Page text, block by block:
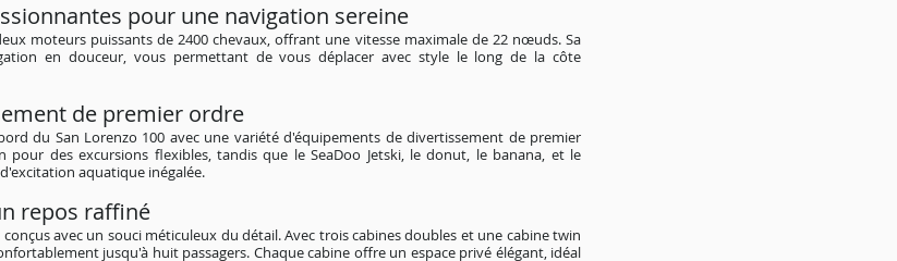
pour une navigation sereine
moteurs puissants de 2400 chevaux, offrant une vitesse maximale de 22 nœuds. Sa
en douceur, vous permettant de vous déplacer avec style le long de la côte
de premier ordre
du San Lorenzo 100 avec une variété d'équipements de divertissement de premier
pour des excursions flexibles, tandis que le SeaDoo Jetski, le donut, le banana, et le
aquatique inégalée.
repos raffiné
avec un souci méticuleux du détail. Avec trois cabines doubles et une cabine twin
jusqu'à huit passagers. Chaque cabine offre un espace privé élégant, idéal